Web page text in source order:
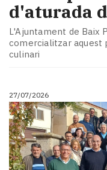
d'aturada
L'Ajuntament de Baix
comercialitzar aquest
culinari
27/07/2026